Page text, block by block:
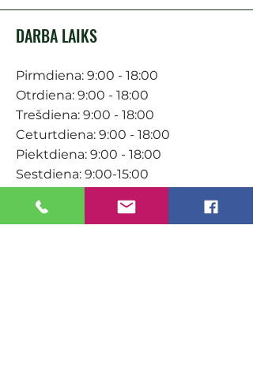
DARBA LAIKS
Pirmdiena: 9:00 - 18:00
Otrdiena: 9:00 - 18:00
Trešdiena: 9:00 - 18:00
Ceturtdiena: 9:00 - 18:00
Piektdiena: 9:00 - 18:00
Sestdiena: 9:00-15:00